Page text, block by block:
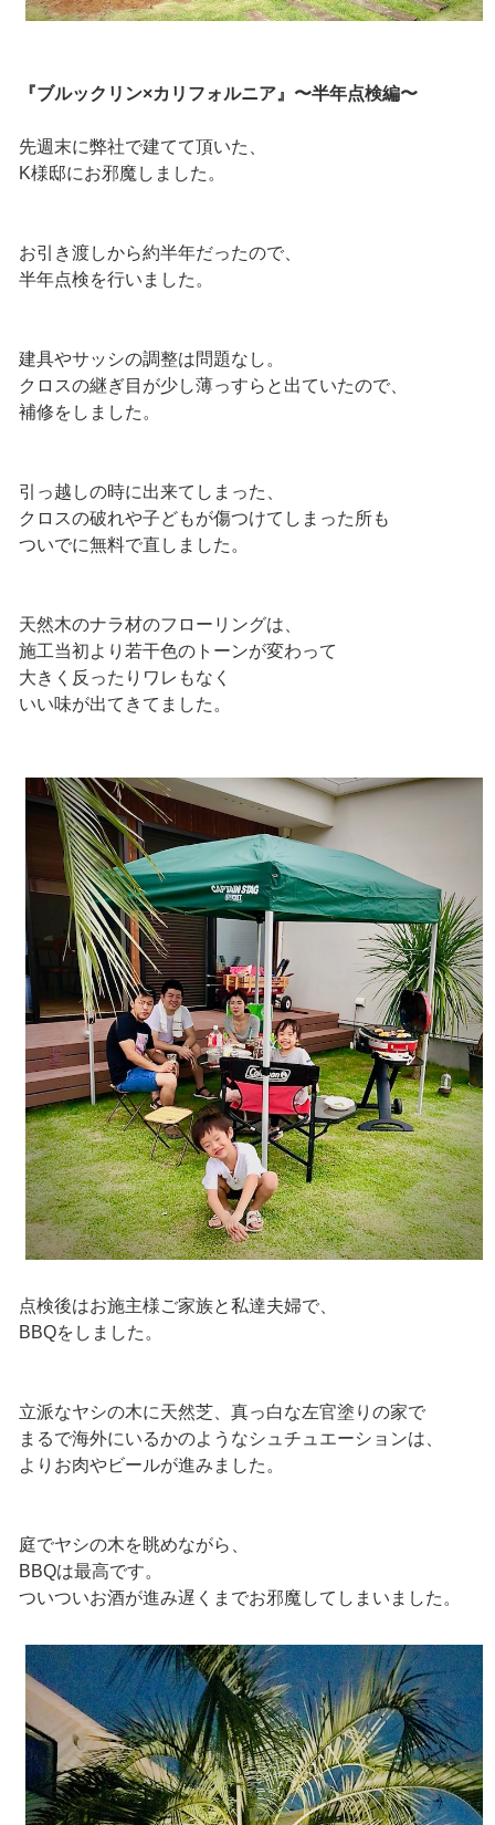
『ブルックリン×カリフォルニア』〜半年点検編〜
先週末に弊社で建てて頂いた、
K様邸にお邪魔しました。
お引き渡しから約半年だったので、
半年点検を行いました。
建具やサッシの調整は問題なし。
クロスの継ぎ目が少し薄っすらと出ていたので、
補修をしました。
引っ越しの時に出来てしまった、
クロスの破れや子どもが傷つけてしまった所も
ついでに無料で直しました。
天然木のナラ材のフローリングは、
施工当初より若干色のトーンが変わって
大きく反ったりワレもなく
いい味が出てきてました。
点検後はお施主様ご家族と私達夫婦で、
BBQをしました。
立派なヤシの木に天然芝、真っ白な左官塗りの家で
まるで海外にいるかのようなシュチュエーションは、
よりお肉やビールが進みました。
庭でヤシの木を眺めながら、
BBQは最高です。
ついついお酒が進み遅くまでお邪魔してしまいました。